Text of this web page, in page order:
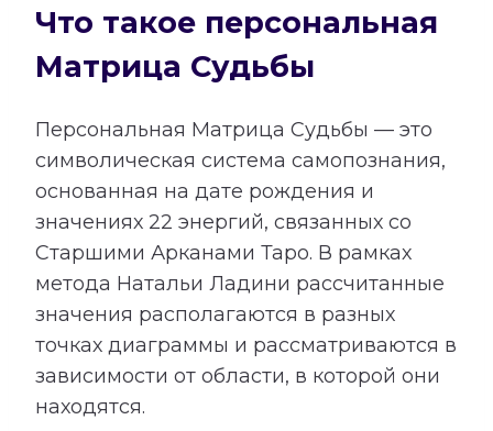
Что такое персональная
Матрица Судьбы
Персональная Матрица Судьбы — это
символическая система самопознания,
основанная на дате рождения и
значениях 22 энергий, связанных со
Старшими Арканами Таро. В рамках
метода Натальи Ладини рассчитанные
значения располагаются в разных
точках диаграммы и рассматриваются в
зависимости от области, в которой они
находятся.